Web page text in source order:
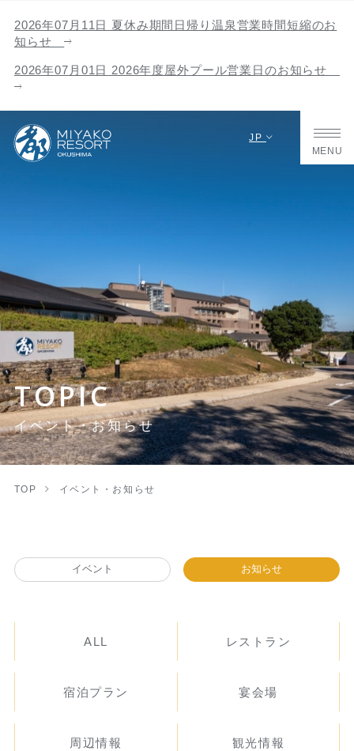
JP
MENU
TOPIC
イベント・お知らせ
2026年07月11日 夏休み期間日帰り温泉営業時間短縮のお
知らせ
2026年07月01日 2026年度屋外プール営業日のお知らせ
TOP イベント・お知らせ
イベント お知らせ
ALL レストラン
宿泊プラン 宴会場
周辺情報 観光情報